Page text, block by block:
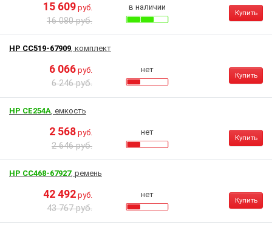
15 609 руб.
16 080 руб.
в наличии
Купить
HP CC519-67909, комплект
6 066 руб.
6 246 руб.
нет
Купить
HP CE254A, емкость
2 568 руб.
2 646 руб.
нет
Купить
HP CC468-67927, ремень
42 492 руб.
43 767 руб.
нет
Купить